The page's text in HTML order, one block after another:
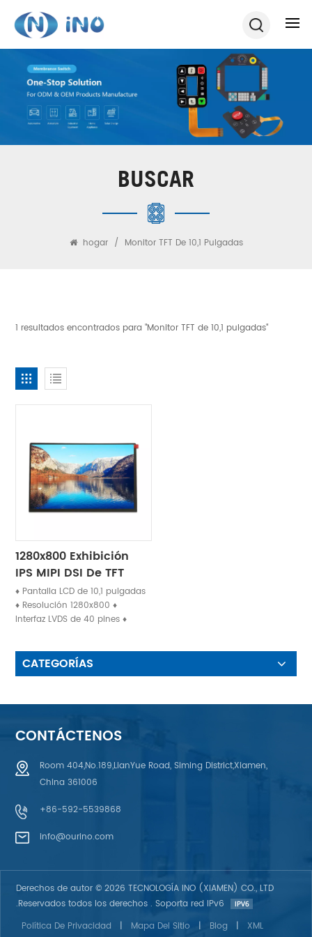
BUSCAR
hogar / Monitor TFT De 10,1 Pulgadas
1 resultados encontrados para "Monitor TFT de 10,1 pulgadas"
1280x800 Exhibición
IPS MIPI DSI De TFT
LCD De 10,1 Pulgadas
Para Hacer Publicidad
De La Pantalla
♦ Pantalla LCD de 10,1 pulgadas
♦ Resolución 1280x800 ♦
Interfaz LVDS de 40 pines ♦
CATEGORÍAS
CONTÁCTENOS
Room 404,No.189,LianYue Road, Siming District,Xiamen,
China 361006
+86-592-5539868
info@ourino.com
Derechos de autor © 2026 TECNOLOGÍA INO (XIAMEN) CO., LTD
.Reservados todos los derechos . Soporta red IPv6
Política De Privacidad
| Mapa Del Sitio | Blog | XML